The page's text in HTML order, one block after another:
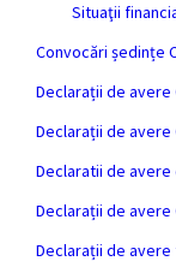
Situaţii
Convocări ședințe
Declarații de avere
Declarații de avere
Declaratii de avere
Declarații de avere
Declarații de